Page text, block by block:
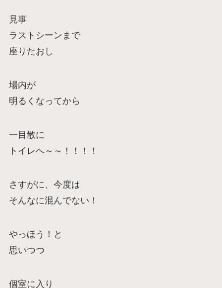
見事
ラストシーンまで
座りたおし
場内が
明るくなってから
一目散に
トイレへ～～！！！！
さすがに、今度は
そんなに混んでない！
やっほう！と
思いつつ
個室に入り